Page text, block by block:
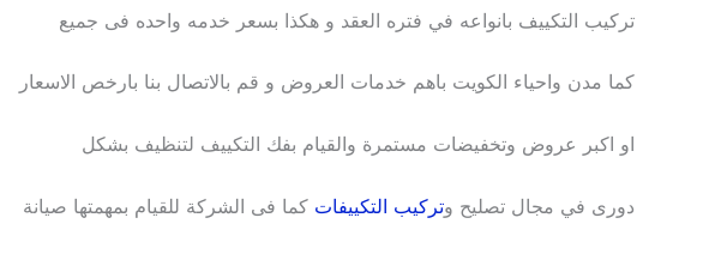
تركيب التكييف بانواعه في فتره العقد و هكذا بسعر خدمه واحده فى جميع
كما مدن واحياء الكويت باهم خدمات العروض و قم بالاتصال بنا بارخص الاسعار
او اكبر عروض وتخفيضات مستمرة والقيام بفك التكييف لتنظيف بشكل
دورى في مجال تصليح وتركيب التكييفات كما فى الشركة للقيام بمهمتها صيانة